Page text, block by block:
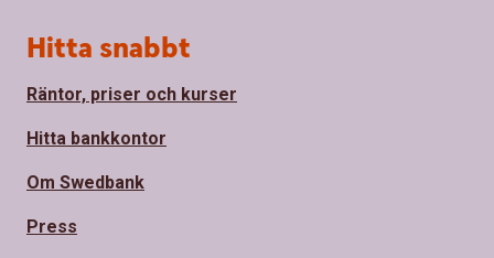
Hitta snabbt
Räntor, priser och kurser
Hitta bankkontor
Om Swedbank
Press